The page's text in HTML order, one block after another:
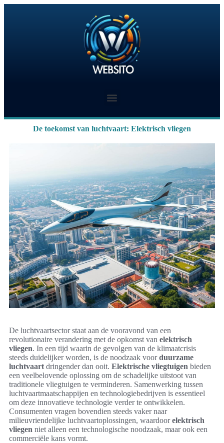
De toekomst van luchtvaart: Elektrisch vliegen
De luchtvaartsector staat aan de vooravond van een
revolutionaire verandering met de opkomst van elektrisch
vliegen. In een tijd waarin de gevolgen van de klimaatcrisis
steeds duidelijker worden, is de noodzaak voorduurzame
luchtvaart dringender dan ooit. Elektrische vliegtuigen bieden
een veelbelovende oplossing om de schadelijke uitstoot van
traditionele vliegtuigen te verminderen. Samenwerking tussen
luchtvaartmaatschappijen en technologiebedrijven is essentieel
om deze innovatieve technologie verder te ontwikkelen.
Consumenten vragen bovendien steeds vaker naar
milieuvriendelijke luchtvaartoplossingen, waardoorelektrisch
vliegen niet alleen een technologische noodzaak, maar ook een
commerciële kans vormt.